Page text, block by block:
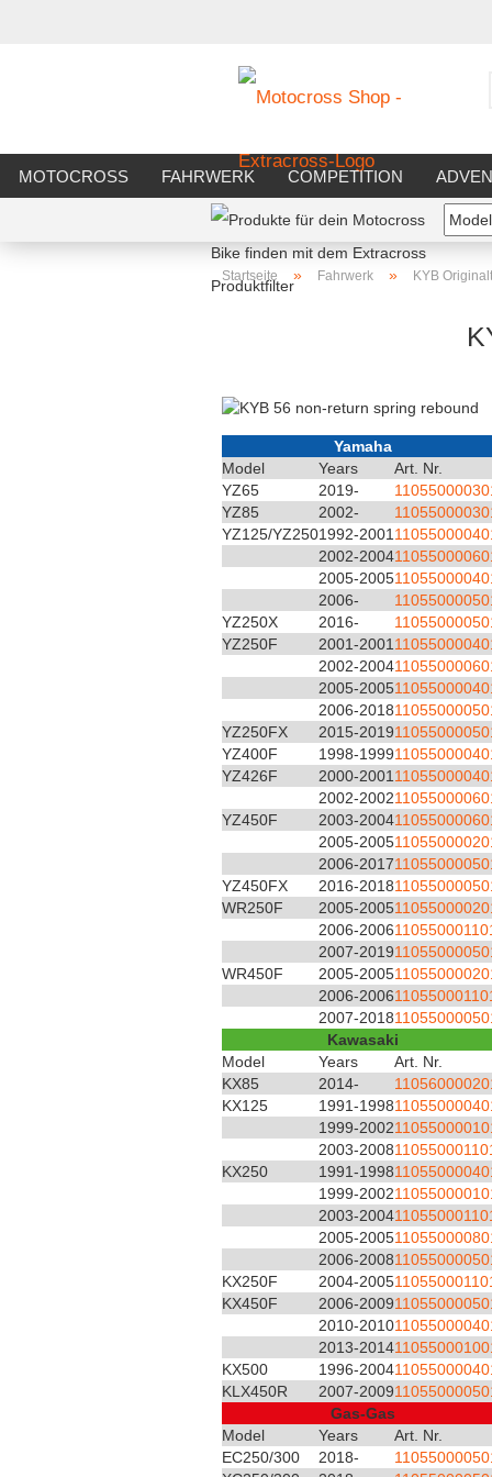
MOTOCROSS FAHRWERK COMPETITION
Startseite » Fahrwerk » KYB
Yamaha
Model
Years
Art. Nr.
YZ65
2019-
YZ85
2002-
YZ125/YZ2501992-2001
2002-2004
2005-2005
2006-
YZ250X
2016-
YZ250F
2001-2001
2002-2004
2005-2005
2006-2018
YZ250FX
2015-2019
YZ400F
1998-1999
YZ426F
2000-2001
2002-2002
YZ450F
2003-2004
2005-2005
2006-2017
YZ450FX
2016-2018
WR250F
2005-2005
2006-2006
2007-2019
WR450F
2005-2005
2006-2006
2007-2018
Kawasaki
Model
Years
Art. Nr.
KX85
2014-
KX125
1991-1998
1999-2002
2003-2008
KX250
1991-1998
1999-2002
2003-2004
2005-2005
2006-2008
KX250F
2004-2005
KX450F
2006-2009
2010-2010
2013-2014
KX500
1996-2004
KLX450R
2007-2009
Gas-Gas
Model
Years
Art. Nr.
EC250/300
2018-